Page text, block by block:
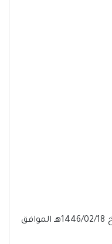
- متاح الآن بدأ اليوم الخميس بتاريخ 1446/02/18هـ الموافق